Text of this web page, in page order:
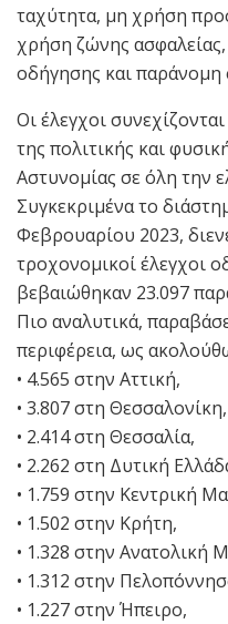
ταχύτητα, μη χρήση
χρήση ζώνης
οδήγησης και παράνομη
Οι έλεγχοι
της πολιτικής και
Αστυνομίας σε όλη την
Συγκεκριμένα το
Φεβρουαρίου 2023,
τροχονομικοί έλεγχοι
βεβαιώθηκαν 23.097
Πιο αναλυτικά,
περιφέρεια, ως
• 4.565 στην Αττική,
• 3.807 στη Θεσσαλονίκη,
• 2.414 στη Θεσσαλία,
• 2.262 στη Δυτική
• 1.759 στην Κεντρική
• 1.502 στην Κρήτη,
• 1.328 στην Ανατολική
• 1.312 στην
• 1.227 στην Ήπειρο,